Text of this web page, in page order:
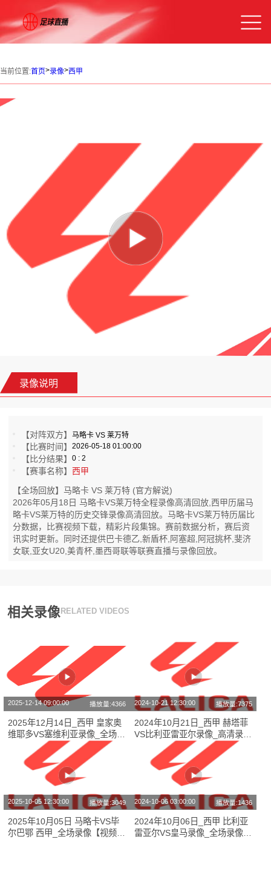
当前位置:首页>录像>西甲
录像说明
【对阵双方】马略卡 VS 莱万特
【比赛时间】2026-05-18 01:00:00
【比分结果】0 : 2
【赛事名称】西甲
【全场回放】马略卡 VS 莱万特 (官方解说)
2026年05月18日 马略卡VS莱万特全程录像高清回放,西甲历届马
略卡VS莱万特的历史交锋录像高清回放。马略卡VS莱万特历届比
分数据，比赛视频下载，精彩片段集锦。赛前数据分析，赛后资
讯实时更新。同时还提供巴卡德乙,新盾杯,阿塞超,阿冠挑杯,斐济
女联,亚女U20,美青杯,墨西哥联等联赛直播与录像回放。
相关录像 RELATED VIDEOS
2025-12-14 09:00:00 播放量:4366
2025年12月14日_西甲 皇家奥
维耶多VS塞维利亚录像_全场录
像【全场回放】
2024-10-21 12:30:00 播放量:7375
2024年10月21日_西甲 赫塔菲
VS比利亚雷亚尔录像_高清录像
【全场回放】
2025-10-05 12:30:00 播放量:3049
2025年10月05日 马略卡VS毕
尔巴鄂 西甲_全场录像【视频集
2024-10-06 03:00:00 播放量:1436
2024年10月06日_西甲 比利亚
雷亚尔VS皇马录像_全场录像